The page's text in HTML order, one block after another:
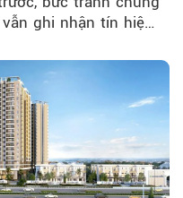
ghi nhận tín hiệu